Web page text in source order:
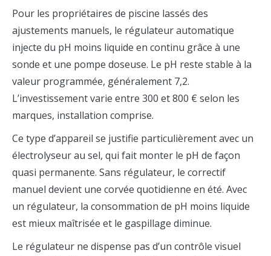
Pour les propriétaires de piscine lassés des
ajustements manuels, le régulateur automatique
injecte du pH moins liquide en continu grâce à une
sonde et une pompe doseuse. Le pH reste stable à la
valeur programmée, généralement 7,2.
L’investissement varie entre 300 et 800 € selon les
marques, installation comprise.
Ce type d’appareil se justifie particulièrement avec un
électrolyseur au sel, qui fait monter le pH de façon
quasi permanente. Sans régulateur, le correctif
manuel devient une corvée quotidienne en été. Avec
un régulateur, la consommation de pH moins liquide
est mieux maîtrisée et le gaspillage diminue.
Le régulateur ne dispense pas d’un contrôle visuel